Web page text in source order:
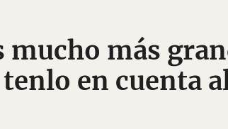
mucho más
en cuenta